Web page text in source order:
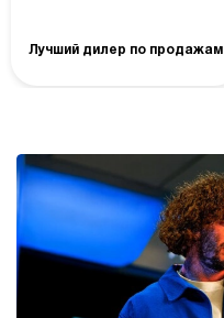
Лучший дилер по продажам